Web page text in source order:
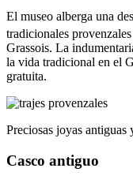
El museo alberga una
tradicionales
Grassois. La
la vida tradicional en el
gratuita.
Preciosas joyas
Casco antiguo